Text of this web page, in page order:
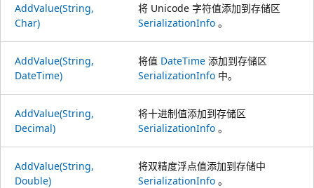
AddValue(String,
Char)
将 Unicode 字符值添加到存储区
SerializationInfo 。
AddValue(String,
DateTime)
将值 DateTime 添加到存储区
SerializationInfo 中。
AddValue(String,
Decimal)
将十进制值添加到存储区
SerializationInfo 。
AddValue(String,
Double)
将双精度浮点值添加到存储中
SerializationInfo 。